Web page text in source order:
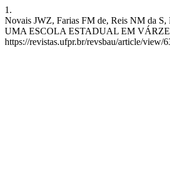
1.
Novais JWZ, Farias FM de, Reis NM da
UMA ESCOLA ESTADUAL EM VÁRZEA
https://revistas.ufpr.br/revsbau/article/view/